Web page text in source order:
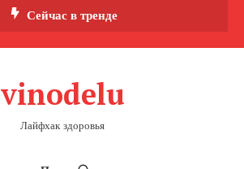
Сейчас в тренде
vinodelu
Лайфхак здоровья